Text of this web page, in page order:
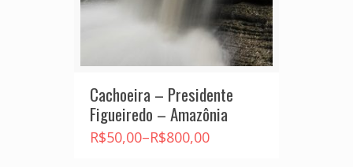
Cachoeira – Presidente
Figueiredo – Amazônia
R$50,00–R$800,00